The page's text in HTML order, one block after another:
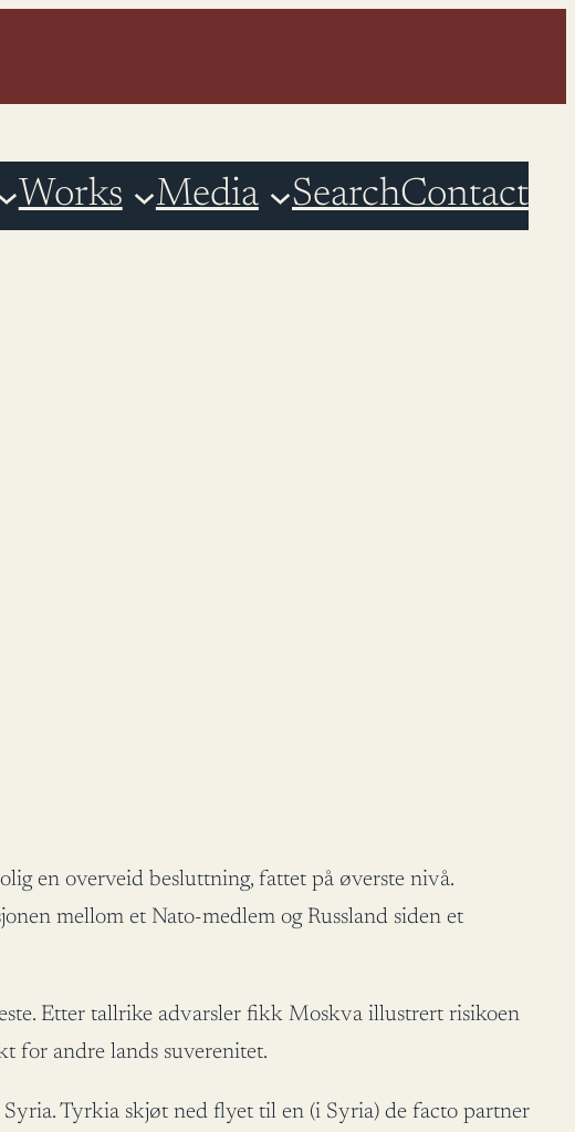
Works Media SearchContact
en overveid besluttning, fattet på øverste nivå.
mellom et Nato-medlem og Russland siden et
Etter tallrike advarsler fikk Moskva illustrert risikoen
for andre lands suverenitet.
Tyrkia skjøt ned flyet til en (i Syria) de facto partner